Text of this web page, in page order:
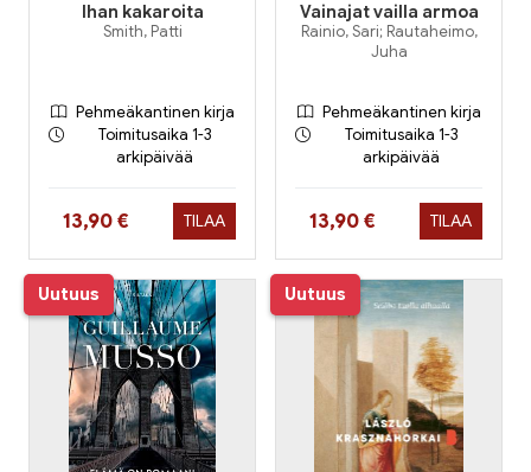
Ihan kakaroita
Smith, Patti
Pehmeäkantinen kirja
Toimitusaika 1-3
arkipäivää
Hinta nyt
13,90 € TILAA
Vainajat vailla armoa
Rainio, Sari; Rautaheimo,
Juha
Pehmeäkantinen kirja
Toimitusaika 1-3
arkipäivää
Hinta nyt
13,90 € TILAA
Uutuus Uutuus